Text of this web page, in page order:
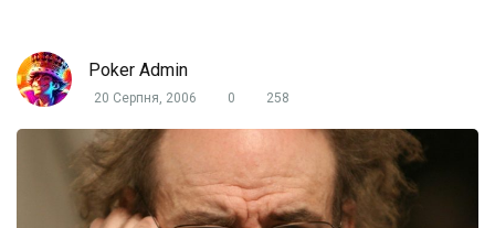
Poker Admin
20 Серпня, 2006 0 258